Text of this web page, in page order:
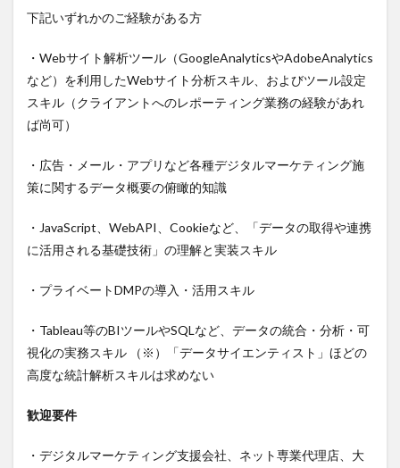
下記いずれかのご経験がある方
・Webサイト解析ツール（GoogleAnalyticsやAdobeAnalytics
など）を利用したWebサイト分析スキル、およびツール設定
スキル（クライアントへのレポーティング業務の経験があれ
ば尚可）
・広告・メール・アプリなど各種デジタルマーケティング施
策に関するデータ概要の俯瞰的知識
・JavaScript、WebAPI、Cookieなど、「データの取得や連携
に活用される基礎技術」の理解と実装スキル
・プライベートDMPの導入・活用スキル
・Tableau等のBIツールやSQLなど、データの統合・分析・可
視化の実務スキル （※）「データサイエンティスト」ほどの
高度な統計解析スキルは求めない
歓迎要件
・デジタルマーケティング支援会社、ネット専業代理店、大